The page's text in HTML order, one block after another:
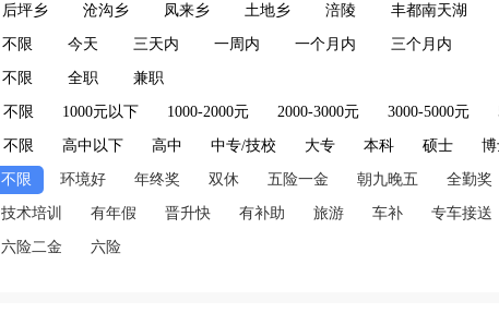
后坪乡
沧沟乡 凤来乡 土地乡 涪陵 丰都南天湖
不限 今天 三天内 一周内 一个月内 三个月内
不限 全职 兼职
不限 1000元以下 1000-2000元 2000-3000元 3000-5000元
不限 高中以下 高中 中专/技校 大专 本科 硕士
不限 环境好 年终奖 双休 五险一金 朝九晚五 全勤奖
技术培训 有年假 晋升快 有补助 旅游 车补 专车接送
六险二金 六险